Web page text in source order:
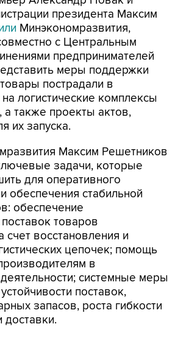
президента Максим
Минэкономразвития,
с Центральным
предпринимателей
меры поддержки
пострадали в
на логистические комплексы
а также проекты актов,
их запуска.
Максим Решетников
задачи, которые
для оперативного
обеспечения стабильной
обеспечение
товаров
счет восстановления и
цепочек; помощь
в
системные меры
поставок,
запасов, роста гибкости
доставки.